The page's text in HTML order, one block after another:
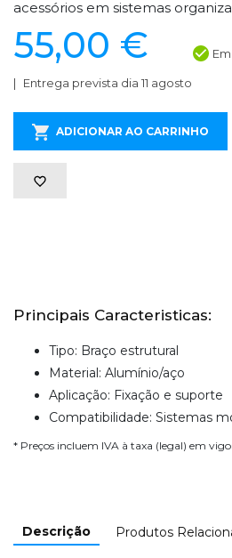
acessórios em sistemas
55,00 €
Entrega prevista dia 11 agosto
ADICIONAR AO CARRINHO
Principais Caracteristicas:
Tipo: Braço estrutural
Material: Alumínio/aço
Aplicação: Fixação e suporte
Compatibilidade: Sistemas
* Preços incluem IVA à taxa (legal) em
Descrição Produtos